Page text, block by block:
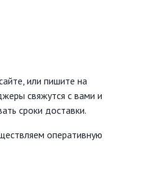
или пишите на
свяжутся с вами и
сроки доставки.
оперативную